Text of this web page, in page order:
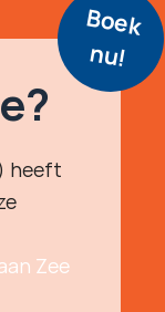
B
o
e
k
n
u
!
heeft
Zee